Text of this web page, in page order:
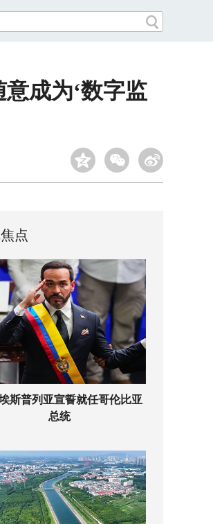
成为‘数字监
点
斯普列亚宣誓就任哥伦比亚
总统